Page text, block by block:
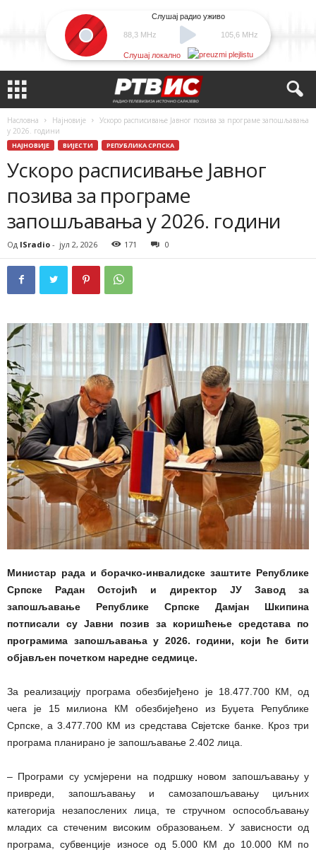
88,3 MHz
Слушај радио уживо
105,6 MHz
Слушај локално
Насловна Најновије
Ускоро расписивање Јавног позива за програме запошљавања
у 2026. години
НАЈНОВИЈЕ ВИЈЕСТИ РЕПУБЛИКА СРПСКА
Ускоро расписивање Јавног
позива за програме
запошљавања у 2026. години
Од ISradio - јул 2, 2026 171 0
Министар рада и борачко-инвалидске заштите Републике
Српске Радан Остојић и директор ЈУ Завод за
запошљавање Републике Српске Дамјан Шкипина
потписали су Јавни позив за коришћење средстава по
програмима запошљавања у 2026. години, који ће бити
објављен почетком наредне седмице.
За реализацију програма обезбијеђено је 18.477.700 КМ, од
чега је 15 милиона КМ обезбијеђено из Буџета Републике
Српске, а 3.477.700 КМ из средстава Свјетске банке. Кроз три
програма планирано је запошљавање 2.402 лица.
– Програми су усмјерени на подршку новом запошљавању у
привреди, запошљавању и самозапошљавању циљних
категорија незапослених лица, те стручном оспособљавању
младих са стеченим високим образовањем. У зависности од
програма, субвенције износе од 5.000 КМ до 10.000 КМ по